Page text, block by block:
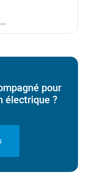
pour
électrique ?